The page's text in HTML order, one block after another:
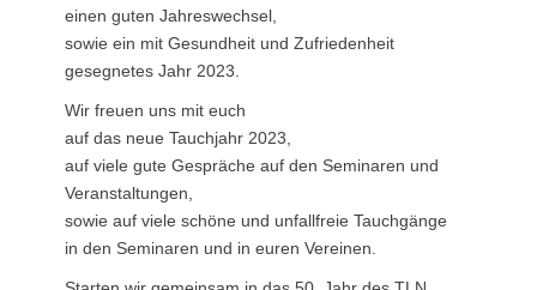
einen guten Jahreswechsel,
sowie ein mit Gesundheit und Zufriedenheit
gesegnetes Jahr 2023.
Wir freuen uns mit euch
auf das neue Tauchjahr 2023,
auf viele gute Gespräche auf den Seminaren und
Veranstaltungen,
sowie auf viele schöne und unfallfreie Tauchgänge
in den Seminaren und in euren Vereinen.